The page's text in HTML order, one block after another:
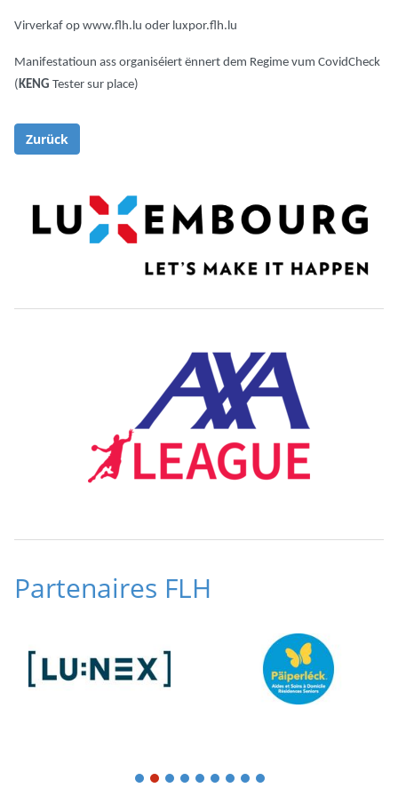
Virverkaf op www.flh.lu oder luxpor.flh.lu
Manifestatioun ass organiséiert ënnert dem Regime vum CovidCheck
(KENG Tester sur place)
Zurück
Partenaires FLH
1 2 3 4 5 6 7 8 9